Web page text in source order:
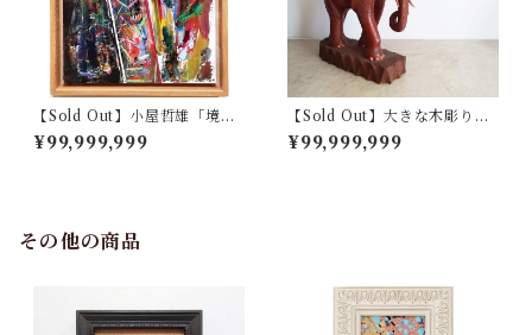
【Sold Out】小屋哲雄「境界
の呼吸」
¥99,999,999
【Sold Out】大きな木彫りの
象
¥99,999,999
その他の商品